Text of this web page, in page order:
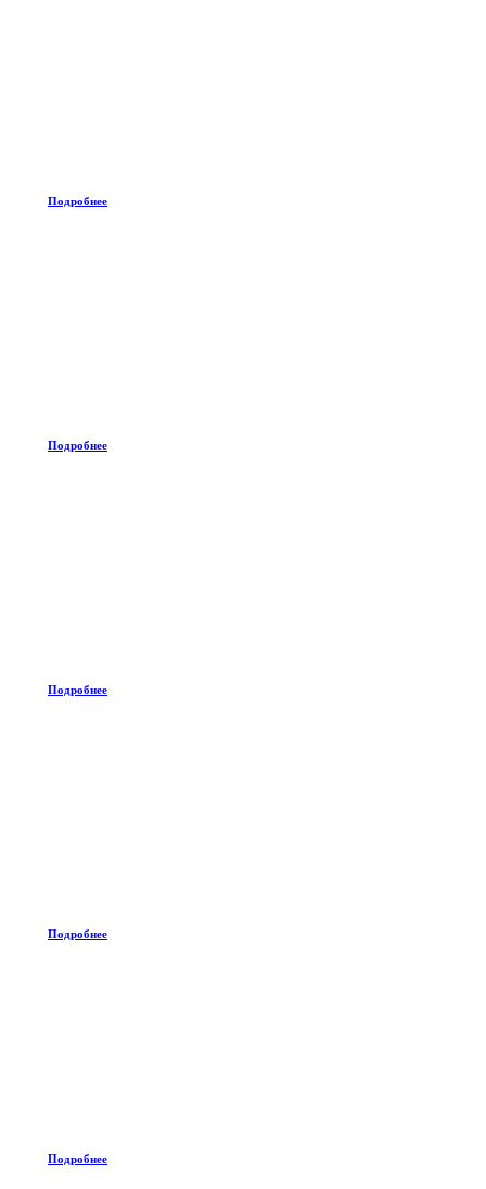
Подробнее
Подробнее
Подробнее
Подробнее
Подробнее